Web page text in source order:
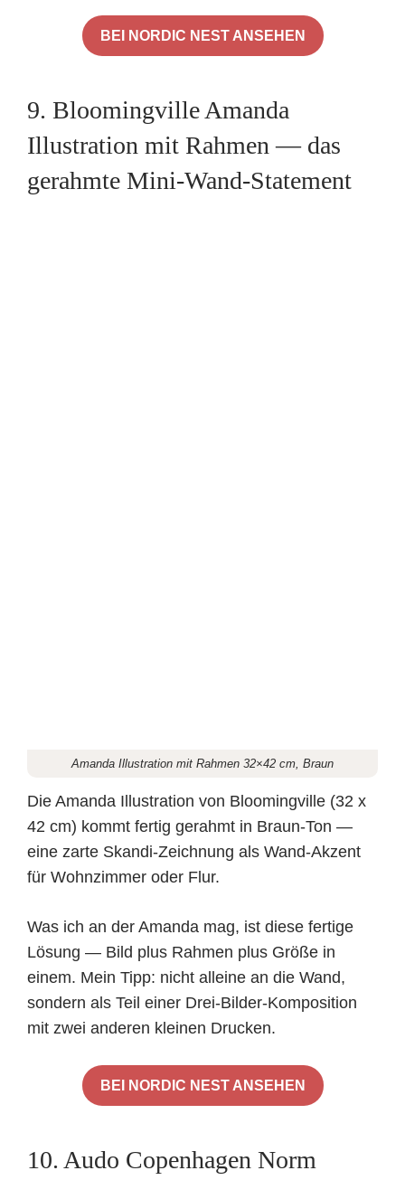
BEI NORDIC NEST ANSEHEN
9. Bloomingville Amanda
Illustration mit Rahmen — das
gerahmte Mini-Wand-Statement
Amanda Illustration mit Rahmen 32×42 cm, Braun
Die Amanda Illustration von Bloomingville (32 x
42 cm) kommt fertig gerahmt in Braun-Ton —
eine zarte Skandi-Zeichnung als Wand-Akzent
für Wohnzimmer oder Flur.
Was ich an der Amanda mag, ist diese fertige
Lösung — Bild plus Rahmen plus Größe in
einem. Mein Tipp: nicht alleine an die Wand,
sondern als Teil einer Drei-Bilder-Komposition
mit zwei anderen kleinen Drucken.
BEI NORDIC NEST ANSEHEN
10. Audo Copenhagen Norm